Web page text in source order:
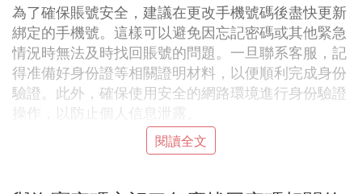
為了確保賬號安全，建議在更改手機號碼後盡快更新
綁定的手機號。這樣可以避免因忘記密碼或其他緊急
情況時無法及時找回賬號的問題。一旦聯系客服，記
得准備好身份證等相關證明材料，以便順利完成身份
驗證。此外，確保使用安全的網路環境進行身份驗證
操作，以防止個人信息泄露。
在等待客服處理的過程中，也可以嘗試通過其他方式
閱讀全文